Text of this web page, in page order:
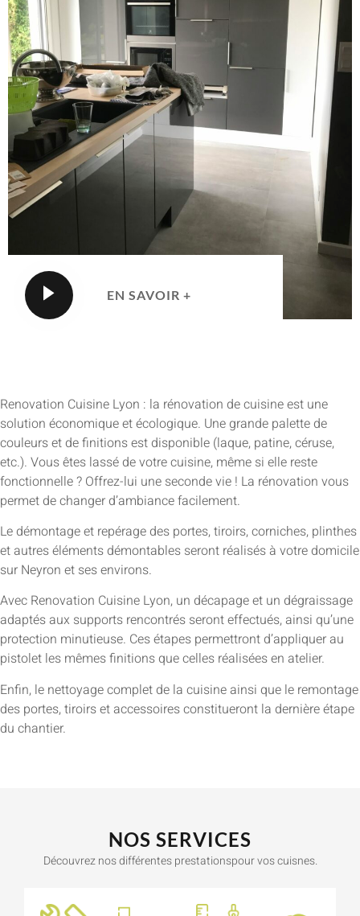
EN SAVOIR +
Renovation Cuisine Lyon : la rénovation de cuisine est une
solution économique et écologique. Une grande palette de
couleurs et de finitions est disponible (laque, patine, céruse,
etc.). Vous êtes lassé de votre cuisine, même si elle reste
fonctionnelle ? Offrez-lui une seconde vie ! La rénovation vous
permet de changer d’ambiance facilement.
Le démontage et repérage des portes, tiroirs, corniches, plinthes
et autres éléments démontables seront réalisés à votre domicile
sur Neyron et ses environs.
Avec Renovation Cuisine Lyon, un décapage et un dégraissage
adaptés aux supports rencontrés seront effectués, ainsi qu’une
protection minutieuse. Ces étapes permettront d’appliquer au
pistolet les mêmes finitions que celles réalisées en atelier.
Enfin, le nettoyage complet de la cuisine ainsi que le remontage
des portes, tiroirs et accessoires constitueront la dernière étape
du chantier.
NOS SERVICES
Découvrez nos différentes prestationspour vos cuisnes.